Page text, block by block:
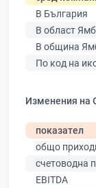
В България
В област
В община
По код на
Изменения на
показател
общо
счетоводна
EBITDA